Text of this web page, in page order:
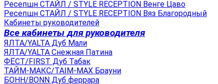
Ресепшн СТАЙЛ / STYLE RECEPTION Венге Цаво
Ресепшн СТАЙЛ / STYLE RECEPTION Вяз Благородный
Кабинеты руководителей
Все кабинеты для руководителя
ЯЛТА/YALTA Дуб Мали
ЯЛТА/YALTA Снежная Патина
ФЁСТ/FIRST Дуб Табак
ТАЙМ-МАКС/TAIM-MAX Брауни
БОНН/BONN Дуб феррара